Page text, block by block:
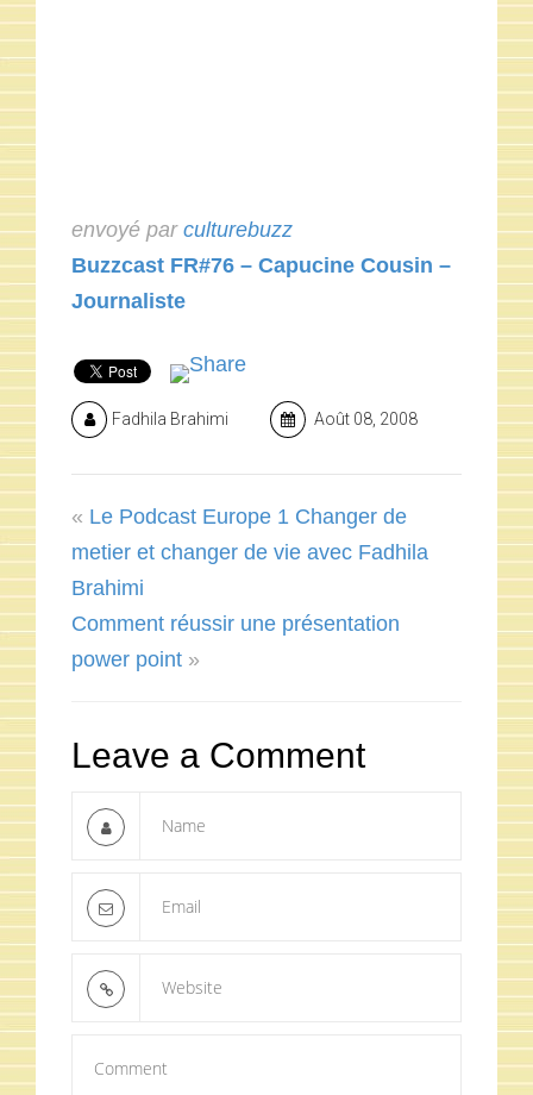
envoyé par culturebuzz
Buzzcast FR#76 – Capucine Cousin –
Journaliste
Fadhila Brahimi Août 08, 2008
« Le Podcast Europe 1 Changer de
metier et changer de vie avec Fadhila
Brahimi
Comment réussir une présentation
power point »
Leave a Comment